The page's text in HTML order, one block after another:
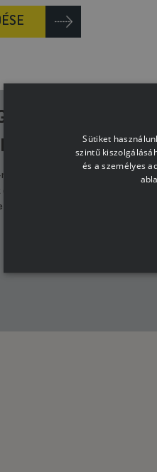
DÍJMENTESEN
amelyet e-mail útján
köreid az alábbi
katalógusunkat.
Sütiket
szintű
és a személyes